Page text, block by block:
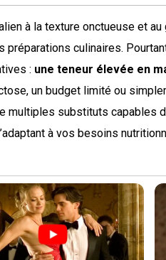
à la texture onctueuse et
préparations culinaires.
: une teneur élevée en
un budget limité ou
multiples substituts capables
à vos besoins